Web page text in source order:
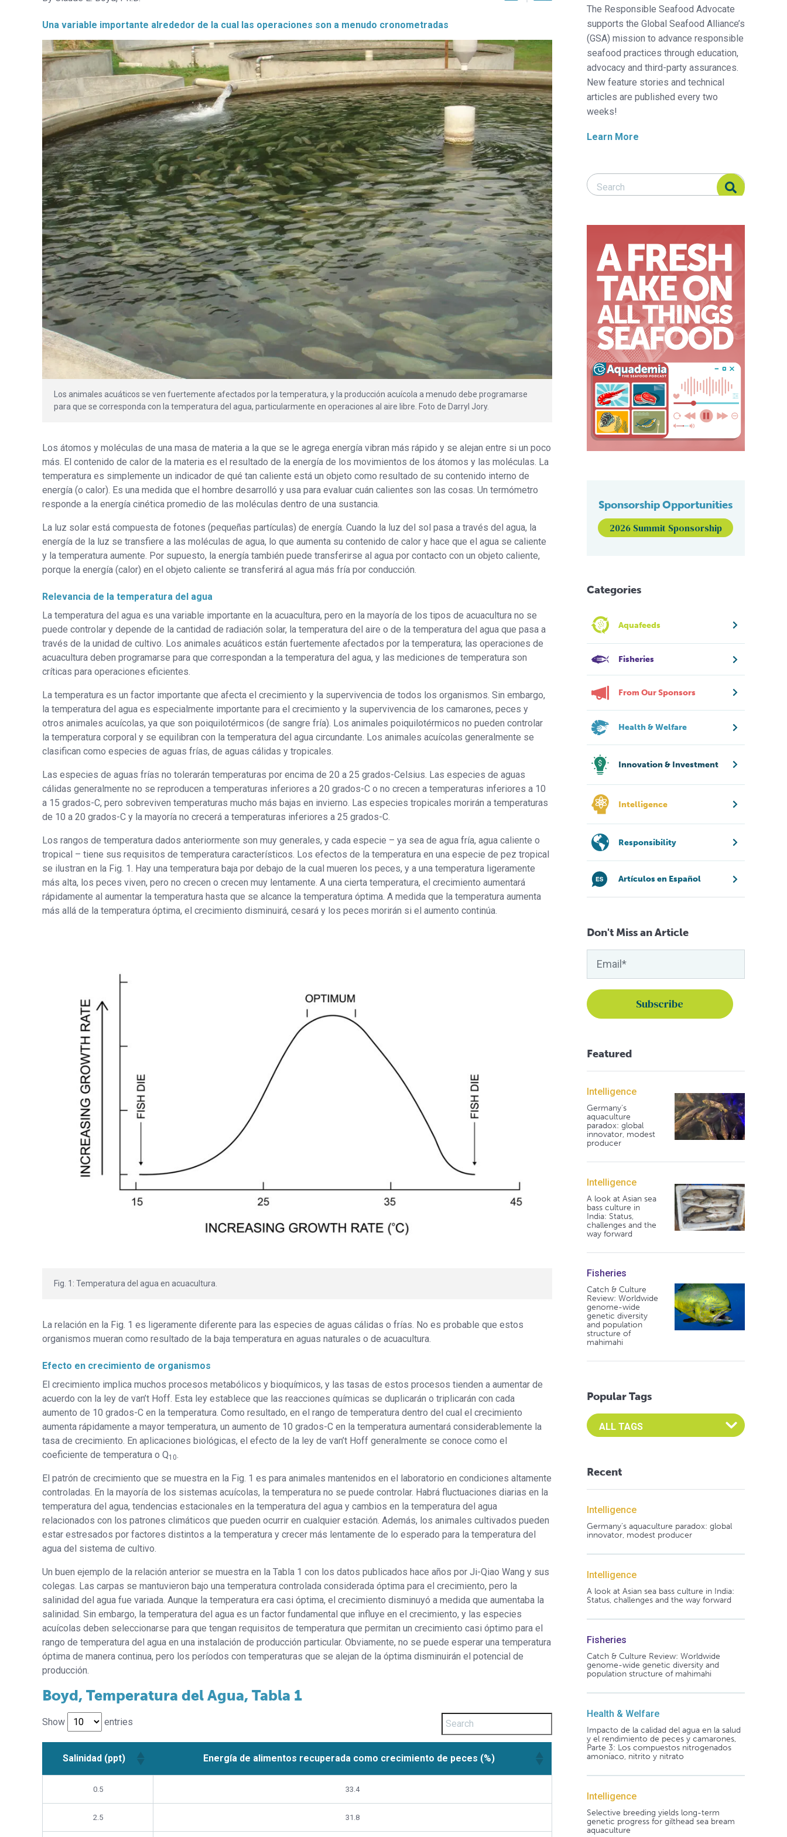
Una variable importante alrededor de la cual las operaciones son a menudo cronometradas
Los animales acuáticos se ven fuertemente afectados por la temperatura, y la producción acuícola a menudo debe programarse
para que se corresponda con la temperatura del agua, particularmente en operaciones al aire libre. Foto de Darryl Jory.
Los átomos y moléculas de una masa de materia a la que se le agrega energía vibran más rápido y se alejan entre si un poco
más. El contenido de calor de la materia es el resultado de la energía de los movimientos de los átomos y las moléculas. La
temperatura es simplemente un indicador de qué tan caliente está un objeto como resultado de su contenido interno de
energía (o calor). Es una medida que el hombre desarrolló y usa para evaluar cuán calientes son las cosas. Un termómetro
responde a la energía cinética promedio de las moléculas dentro de una sustancia.
La luz solar está compuesta de fotones (pequeñas partículas) de energía. Cuando la luz del sol pasa a través del agua, la
energía de la luz se transfiere a las moléculas de agua, lo que aumenta su contenido de calor y hace que el agua se caliente
y la temperatura aumente. Por supuesto, la energía también puede transferirse al agua por contacto con un objeto caliente,
porque la energía (calor) en el objeto caliente se transferirá al agua más fría por conducción.
Relevancia de la temperatura del agua
La temperatura del agua es una variable importante en la acuacultura, pero en la mayoría de los tipos de acuacultura no se
puede controlar y depende de la cantidad de radiación solar, la temperatura del aire o de la temperatura del agua que pasa a
través de la unidad de cultivo. Los animales acuáticos están fuertemente afectados por la temperatura; las operaciones de
acuacultura deben programarse para que correspondan a la temperatura del agua, y las mediciones de temperatura son
críticas para operaciones eficientes.
La temperatura es un factor importante que afecta el crecimiento y la supervivencia de todos los organismos. Sin embargo,
la temperatura del agua es especialmente importante para el crecimiento y la supervivencia de los camarones, peces y
otros animales acuícolas, ya que son poiquilotérmicos (de sangre fría). Los animales poiquilotérmicos no pueden controlar
la temperatura corporal y se equilibran con la temperatura del agua circundante. Los animales acuícolas generalmente se
clasifican como especies de aguas frías, de aguas cálidas y tropicales.
Las especies de aguas frías no tolerarán temperaturas por encima de 20 a 25 grados-Celsius. Las especies de aguas
cálidas generalmente no se reproducen a temperaturas inferiores a 20 grados-C o no crecen a temperaturas inferiores a 10
a 15 grados-C, pero sobreviven temperaturas mucho más bajas en invierno. Las especies tropicales morirán a temperaturas
de 10 a 20 grados-C y la mayoría no crecerá a temperaturas inferiores a 25 grados-C.
Los rangos de temperatura dados anteriormente son muy generales, y cada especie – ya sea de agua fría, agua caliente o
tropical – tiene sus requisitos de temperatura característicos. Los efectos de la temperatura en una especie de pez tropical
se ilustran en la Fig. 1. Hay una temperatura baja por debajo de la cual mueren los peces, y a una temperatura ligeramente
más alta, los peces viven, pero no crecen o crecen muy lentamente. A una cierta temperatura, el crecimiento aumentará
rápidamente al aumentar la temperatura hasta que se alcance la temperatura óptima. A medida que la temperatura aumenta
más allá de la temperatura óptima, el crecimiento disminuirá, cesará y los peces morirán si el aumento continúa.
Fig. 1: Temperatura del agua en acuacultura.
La relación en la Fig. 1 es ligeramente diferente para las especies de aguas cálidas o frías. No es probable que estos
organismos mueran como resultado de la baja temperatura en aguas naturales o de acuacultura.
Efecto en crecimiento de organismos
El crecimiento implica muchos procesos metabólicos y bioquímicos, y las tasas de estos procesos tienden a aumentar de
acuerdo con la ley de van’t Hoff. Esta ley establece que las reacciones químicas se duplicarán o triplicarán con cada
aumento de 10 grados-C en la temperatura. Como resultado, en el rango de temperatura dentro del cual el crecimiento
aumenta rápidamente a mayor temperatura, un aumento de 10 grados-C en la temperatura aumentará considerablemente la
tasa de crecimiento. En aplicaciones biológicas, el efecto de la ley de van’t Hoff generalmente se conoce como el
coeficiente de temperatura o Q10.
El patrón de crecimiento que se muestra en la Fig. 1 es para animales mantenidos en el laboratorio en condiciones altamente
controladas. En la mayoría de los sistemas acuícolas, la temperatura no se puede controlar. Habrá fluctuaciones diarias en la
temperatura del agua, tendencias estacionales en la temperatura del agua y cambios en la temperatura del agua
relacionados con los patrones climáticos que pueden ocurrir en cualquier estación. Además, los animales cultivados pueden
estar estresados ​​por factores distintos a la temperatura y crecer más lentamente de lo esperado para la temperatura del
agua del sistema de cultivo.
Un buen ejemplo de la relación anterior se muestra en la Tabla 1 con los datos publicados hace años por Ji-Qiao Wang y sus
colegas. Las carpas se mantuvieron bajo una temperatura controlada considerada óptima para el crecimiento, pero la
salinidad del agua fue variada. Aunque la temperatura era casi óptima, el crecimiento disminuyó a medida que aumentaba la
salinidad. Sin embargo, la temperatura del agua es un factor fundamental que influye en el crecimiento, y las especies
acuícolas deben seleccionarse para que tengan requisitos de temperatura que permitan un crecimiento casi óptimo para el
rango de temperatura del agua en una instalación de producción particular. Obviamente, no se puede esperar una temperatura
óptima de manera continua, pero los períodos con temperaturas que se alejan de la óptima disminuirán el potencial de
producción.
Boyd, Temperatura del Agua, Tabla 1
Show entries
Salinidad (ppt) Energía de alimentos recuperada como crecimiento de peces (%)
0.5 33.4
2.5 31.8
The Responsible Seafood Advocate
supports the Global Seafood Alliance’s
(GSA) mission to advance responsible
seafood practices through education,
advocacy and third-party assurances.
New feature stories and technical
articles are published every two
weeks!
Learn More
Search Responsible Seafood Advocate
Search Responsible Seafood Advocate
Sponsorship Opportunities
2026 Summit Sponsorship
Categories
Aquafeeds
Fisheries
From Our Sponsors
Health & Welfare
Innovation & Investment
Intelligence
Responsibility
Artículos en Español
Don't Miss an Article
Featured
Intelligence
Germany's
aquaculture
paradox: global
innovator, modest
producer
Intelligence
A look at Asian sea
bass culture in
India: Status,
challenges and the
way forward
Fisheries
Catch & Culture
Review: Worldwide
genome-wide
genetic diversity
and population
structure of
mahimahi
Popular Tags
Select an Advocate Tag to view it's posts
Recent
Intelligence
Germany's aquaculture paradox: global
innovator, modest producer
Intelligence
A look at Asian sea bass culture in India:
Status, challenges and the way forward
Fisheries
Catch & Culture Review: Worldwide
genome-wide genetic diversity and
population structure of mahimahi
Health & Welfare
Impacto de la calidad del agua en la salud
y el rendimiento de peces y camarones,
Parte 3: Los compuestos nitrogenados
amoníaco, nitrito y nitrato
Intelligence
Selective breeding yields long-term
genetic progress for gilthead sea bream
aquaculture